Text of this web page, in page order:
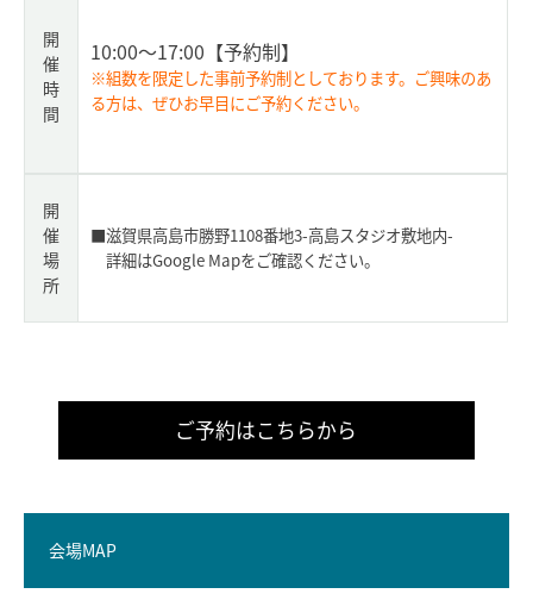
開
催
時
間
10:00～17:00 【予約制】
※組数を限定した事前予約制としております。ご興味のあ
る方は、ぜひお早目にご予約ください。
開
催
場
所
■滋賀県高島市勝野1108番地3-高島スタジオ敷地内-
詳細はGoogle Mapをご確認ください。
ご予約はこちらから
会場MAP